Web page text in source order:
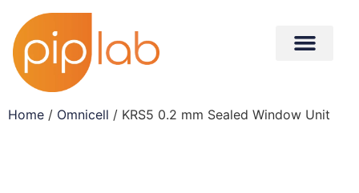
Home / Omnicell / KRS5 0.2 mm Sealed Window Unit